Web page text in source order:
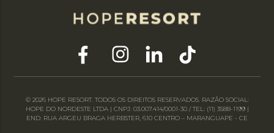
© 2026 HOPE RESORT. TODOS OS DIREITOS RESERVADOS. RAZÃO SOCIAL:
HOPE DO NORDESTE LTDA | CNPJ: 03.007.414/0001-30 / TEL: (11) 3588-1199 |
END: RUA ARGEU BRAGA HERBSTER, 610 CENTRO – MARANGUAPE - CE